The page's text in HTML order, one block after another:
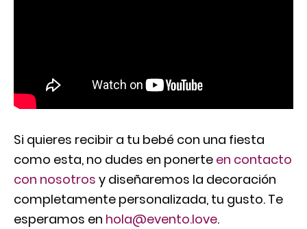
Si quieres recibir a tu bebé con una fiesta
como esta, no dudes en ponerte en contacto
con nosotros y diseñaremos la decoración
completamente personalizada, tu gusto. Te
esperamos en hola@evento.love.